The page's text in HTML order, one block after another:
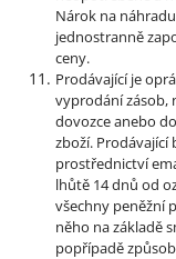
Nárok na
jednostranně
ceny.
Prodávající je
vyprodání zásob,
dovozce anebo
zboží.
prostřednictví
lhůtě 14 dnů od
všechny peněžní
něho na základě
popřípadě